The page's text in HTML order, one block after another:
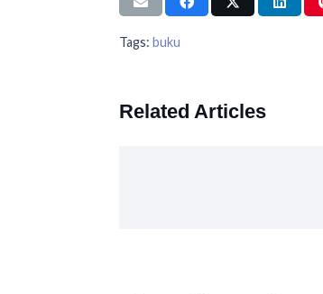
Tags: buku
Related Articles